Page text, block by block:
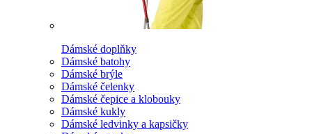
Dámské doplňky
Dámské batohy
Dámské brýle
Dámské čelenky
Dámské čepice a klobouky
Dámské kukly
Dámské ledvinky a kapsičky